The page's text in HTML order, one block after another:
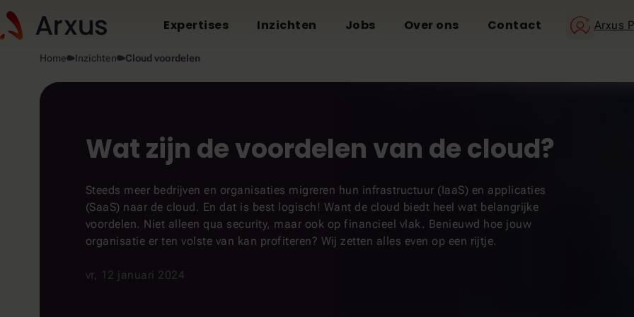
Expertises Inzichten Jobs Over ons Contact Arxus
Home Inzichten Cloud voordelen
Wat zijn de voordelen van de cloud?
Steeds meer bedrijven en organisaties migreren hun infrastructuur (IaaS) en applicaties
(SaaS) naar de cloud. En dat is best logisch! Want de cloud biedt heel wat belangrijke
voordelen. Niet alleen qua security, maar ook op financieel vlak. Benieuwd hoe jouw
organisatie er ten volste van kan profiteren? Wij zetten alles even op een rijtje.
vr, 12 januari 2024